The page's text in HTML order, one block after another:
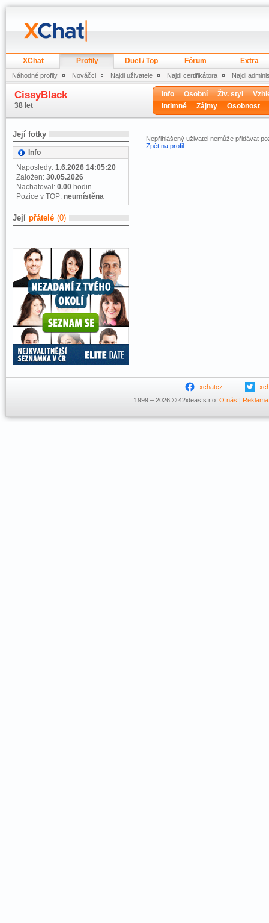
XChat Profily Duel / Top Fórum Extra
Náhodné profily Nováčci Najdi uživatele Najdi certifikátora Najdi
CissyBlack
38 let
Info Osobní Živ. styl
Intimně
Zájmy Osobnost
Její fotky
Info
Naposledy: 1.6.2026 14:05:20
Založen: 30.05.2026
Nachatoval: 0.00 hodin
Pozice v TOP: neumístěna
Její přátelé (0)
Nepřihlášený uživatel nemůže přidávat
Zpět na profil
xchatcz
1999 – 2026 © 42ideas s.r.o. O nás | Reklama